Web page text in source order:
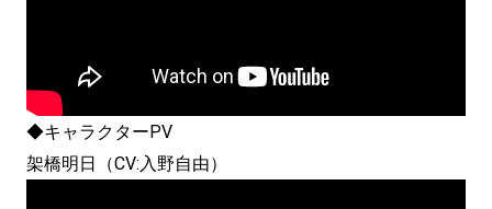
◆キャラクターPV
架橋明日（CV:入野自由）